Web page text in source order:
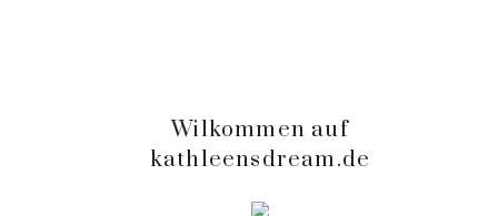
Haupt-
Sidebar
Wilkommen auf
kathleensdream.de